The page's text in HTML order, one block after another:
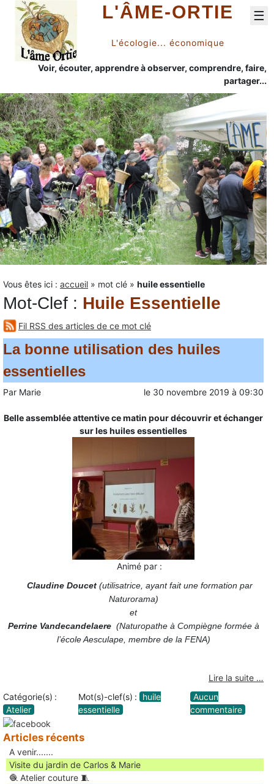
L'ÂME-ORTIE
L'écologie... économique
Voir, écouter, apprendre à observer, comprendre, faire,
partager...
☰
Vous êtes ici : accueil » mot clé » huile essentielle
Mot-Clef : Huile Essentielle
Fil RSS des articles de ce mot clé
La bonne utilisation des huiles
essentielles
Par Marie le 30 novembre 2019 à 09:30
Belle assemblée attentive ce matin pour découvrir et échanger
sur les huiles essentielles
Animé par :
Claudine Doucet (utilisatrice, ayant fait une formation par
Naturorama)
et
Perrine Vandecandelaere(Naturopathe à Compiègne formée à
l’école Aesculape, membre de la FENA)
Lire la suite …
Catégorie(s) :
Atelier
Mot(s)-clef(s) : huile
essentielle
Aucun
commentaire
Articles récents
A venir.......
Visite du jardin de Carlos & Marie
🧶 Atelier couture 🧵